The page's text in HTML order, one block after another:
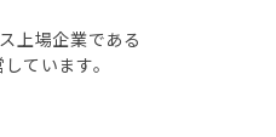
上場企業である
ています。